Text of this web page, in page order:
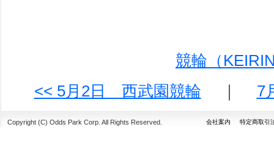
競輪（
<< 5月2日 西武園競輪
｜ 7
Copyright (C) Odds Park Corp. All Rights Reserved. 会社案内 特定商取引